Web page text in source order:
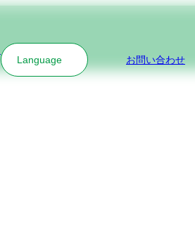
Language お問い合わせ